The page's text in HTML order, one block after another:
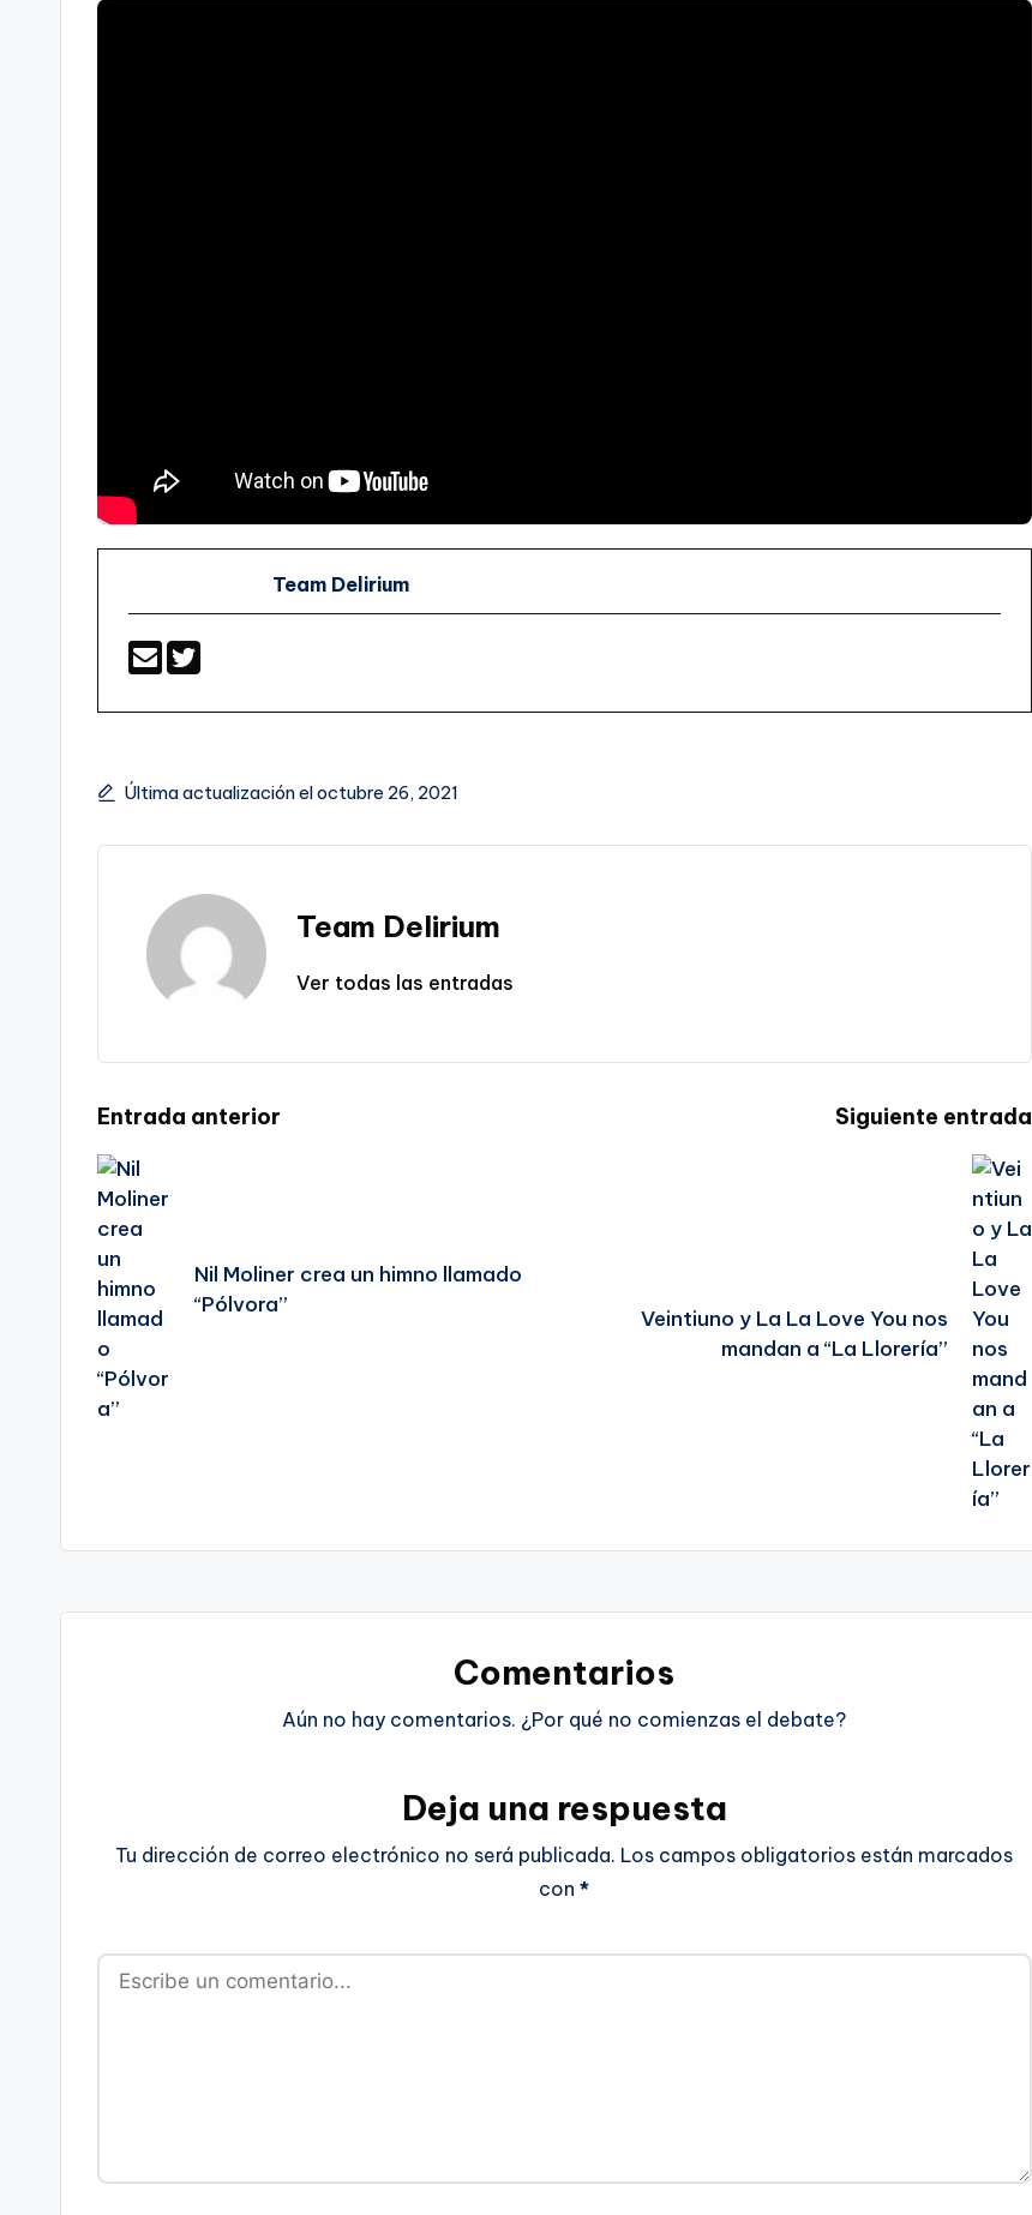
Team Delirium
Última actualización el octubre 26, 2021
Team Delirium
Ver todas las entradas
Navegación
de
entradas
Entrada anterior
Nil Moliner crea un himno llamado
“Pólvora”
Siguiente entrada
Veintiuno y La La Love You nos
mandan a “La Llorería”
Comentarios
Aún no hay comentarios. ¿Por qué no comienzas el debate?
Deja una respuesta
Tu dirección de correo electrónico no será publicada. Los campos obligatorios están marcados
con*